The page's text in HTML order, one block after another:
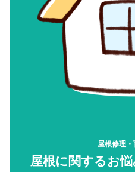
屋根修理
屋根に関するお